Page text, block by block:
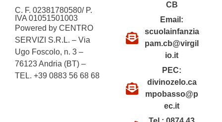
C. F. 02381780580/ P.
IVA 01051501003
Powered by CENTRO
SERVIZI S.R.L. – Via
Ugo Foscolo, n. 3 –
76123 Andria (BT) –
TEL. +39 0883 56 68 68
CB
Email:
scuolainfanzia
pam.cb@virgil
io.it
PEC:
divinozelo.ca
mpobasso@p
ec.it